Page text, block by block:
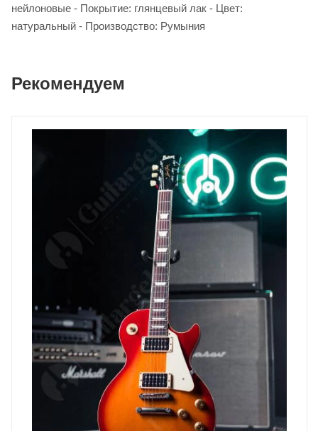
нейлоновые - Покрытие: глянцевый лак - Цвет:
натуральный - Производство: Румыния
Рекомендуем